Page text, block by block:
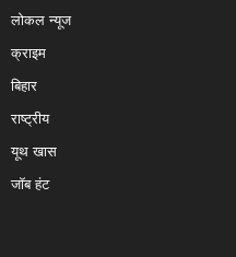
लोकल न्यूज
क्राइम
बिहार
राष्ट्रीय
यूथ खास
जॉब हंट